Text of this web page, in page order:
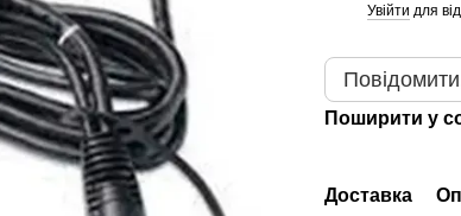
Увійти для
Поширити у
Доставка